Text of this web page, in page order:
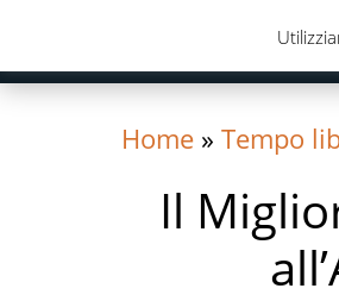
primary
navigation
content
primary
Home » Tempo
Il